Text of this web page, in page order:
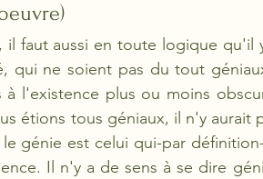
faut aussi en toute logique qu'il
qui ne soient pas du tout
à l'existence plus ou moins
étions tous géniaux, il n'y aurait
génie est celui qui-par
Il n'y a de sens à se dire